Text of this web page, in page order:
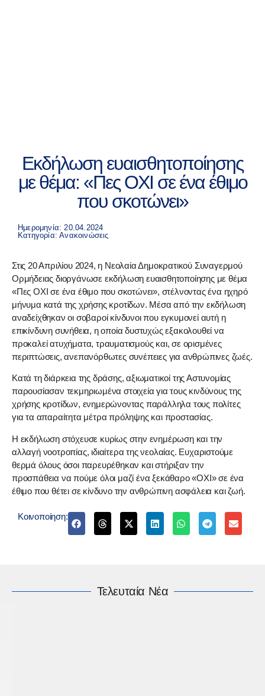
Εκδήλωση ευαισθητοποίησης
με θέμα: «Πες ΟΧΙ σε ένα έθιμο
που σκοτώνει»
Ημερομηνία: 20.04.2024
Κατηγορία:Ανακοινώσεις
Στις 20 Απριλίου 2024, η Νεολαία Δημοκρατικού Συναγερμού
Ορμήδειας διοργάνωσε εκδήλωση ευαισθητοποίησης με θέμα
«Πες ΟΧΙ σε ένα έθιμο που σκοτώνει», στέλνοντας ένα ηχηρό
μήνυμα κατά της χρήσης κροτίδων. Μέσα από την εκδήλωση
αναδείχθηκαν οι σοβαροί κίνδυνοι που εγκυμονεί αυτή η
επικίνδυνη συνήθεια, η οποία δυστυχώς εξακολουθεί να
προκαλεί ατυχήματα, τραυματισμούς και, σε ορισμένες
περιπτώσεις, ανεπανόρθωτες συνέπειες για ανθρώπινες ζωές.
Κατά τη διάρκεια της δράσης, αξιωματικοί της Αστυνομίας
παρουσίασαν τεκμηριωμένα στοιχεία για τους κινδύνους της
χρήσης κροτίδων, ενημερώνοντας παράλληλα τους πολίτες
για τα απαραίτητα μέτρα πρόληψης και προστασίας.
Η εκδήλωση στόχευσε κυρίως στην ενημέρωση και την
αλλαγή νοοτροπίας, ιδιαίτερα της νεολαίας. Ευχαριστούμε
θερμά όλους όσοι παρευρέθηκαν και στήριξαν την
προσπάθεια να πούμε όλοι μαζί ένα ξεκάθαρο «ΟΧΙ» σε ένα
έθιμο που θέτει σε κίνδυνο την ανθρώπινη ασφάλεια και ζωή.
Κοινοποίηση:
Τελευταία Νέα